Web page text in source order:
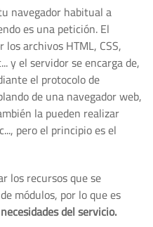
navegador habitual a
es una petición. El
archivos HTML, CSS,
y el servidor se encarga de,
el protocolo de
de una navegador web,
la pueden realizar
pero el principio es el
los recursos que se
módulos, por lo que es
del servicio.